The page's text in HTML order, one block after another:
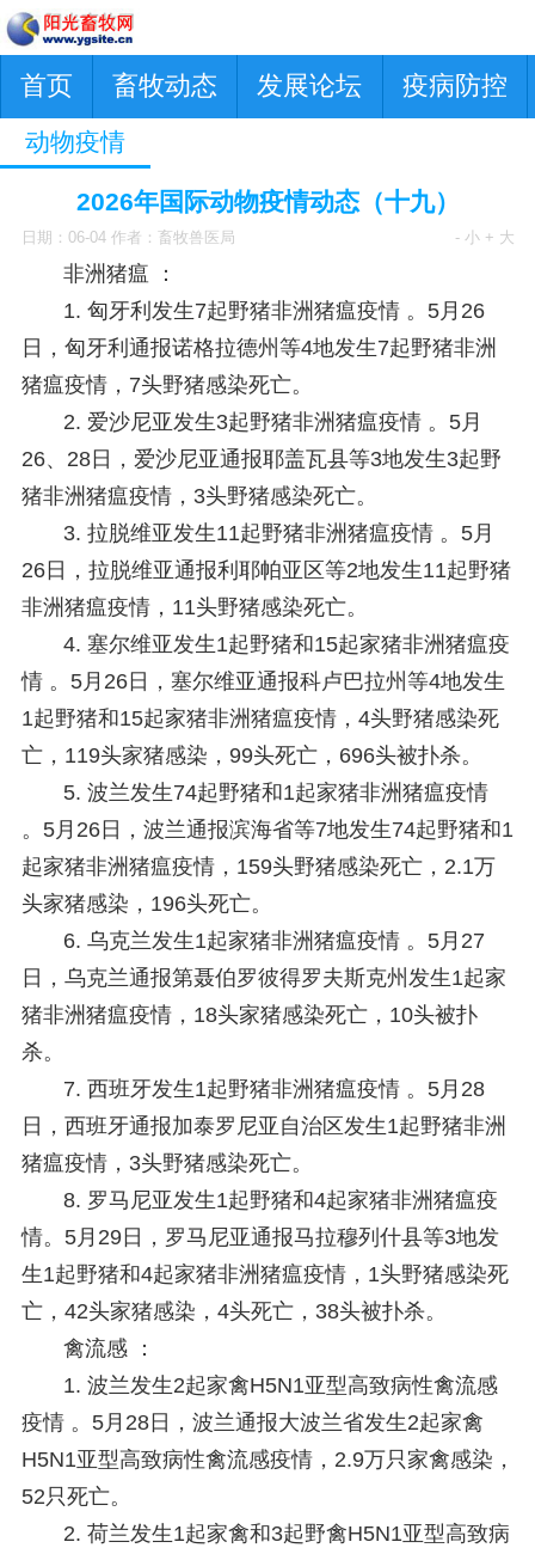
首页 畜牧动态 发展论坛 疫病防控
动物疫情
2026年国际动物疫情动态（十九）
日期：06-04 作者：畜牧兽医局 - 小 + 大
非洲猪瘟 ：
1. 匈牙利发生7起野猪非洲猪瘟疫情 。 5月26
日，匈牙利通报诺格拉德州等4地发生7起野猪非洲
猪瘟疫情，7头野猪感染死亡。
2. 爱沙尼亚发生3起野猪非洲猪瘟疫情 。 5月
26、28日，爱沙尼亚通报耶盖瓦县等3地发生3起野
猪非洲猪瘟疫情，3头野猪感染死亡。
3. 拉脱维亚发生11起野猪非洲猪瘟疫情 。 5月
26日，拉脱维亚通报利耶帕亚区等2地发生11起野猪
非洲猪瘟疫情，11头野猪感染死亡。
4. 塞尔维亚发生1起野猪和15起家猪非洲猪瘟疫
情 。 5月26日，塞尔维亚通报科卢巴拉州等4地发生
1起野猪和15起家猪非洲猪瘟疫情，4头野猪感染死
亡，119头家猪感染，99头死亡，696头被扑杀。
5. 波兰发生74起野猪和1起家猪非洲猪瘟疫情
。 5月26日，波兰通报滨海省等7地发生74起野猪和1
起家猪非洲猪瘟疫情，159头野猪感染死亡，2.1万
头家猪感染，196头死亡。
6. 乌克兰发生1起家猪非洲猪瘟疫情 。 5月27
日，乌克兰通报第聂伯罗彼得罗夫斯克州发生1起家
猪非洲猪瘟疫情，18头家猪感染死亡，10头被扑
杀。
7. 西班牙发生1起野猪非洲猪瘟疫情 。 5月28
日，西班牙通报加泰罗尼亚自治区发生1起野猪非洲
猪瘟疫情，3头野猪感染死亡。
8. 罗马尼亚发生1起野猪和4起家猪非洲猪瘟疫
情。 5月29日，罗马尼亚通报马拉穆列什县等3地发
生1起野猪和4起家猪非洲猪瘟疫情，1头野猪感染死
亡，42头家猪感染，4头死亡，38头被扑杀。
禽流感 ：
1. 波兰发生2起家禽H5N1亚型高致病性禽流感
疫情 。 5月28日，波兰通报大波兰省发生2起家禽
H5N1亚型高致病性禽流感疫情，2.9万只家禽感染，
52只死亡。
2. 荷兰发生1起家禽和3起野禽H5N1亚型高致病